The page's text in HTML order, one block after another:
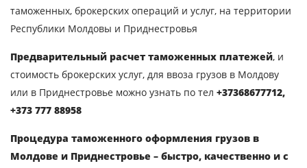
таможенных, брокерских операций и услуг, на территории
Республики Молдовы и Приднестровья
Предварительный расчет таможенных платежей, и
стоимость брокерских услуг, для ввоза грузов в Молдову
или в Приднестровье можно узнать по тел +37368677712,
+373 777 88958
Процедура таможенного оформления грузов в
Молдове и Приднестровье – быстро, качественно и с